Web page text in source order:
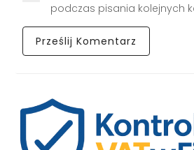
podczas pisania kolejnych